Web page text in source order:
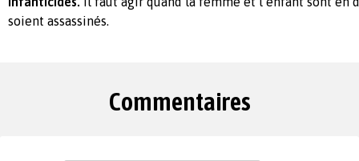
soient assassinés.
Commentaires